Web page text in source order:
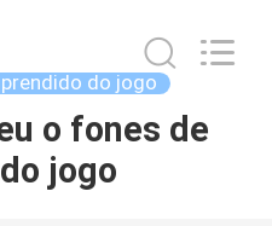
do jogo
o fones de
jogo